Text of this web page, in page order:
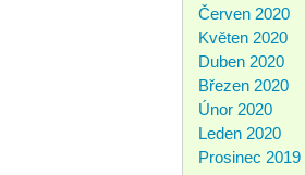
Červen 2020
Květen 2020
Duben 2020
Březen 2020
Únor 2020
Leden 2020
Prosinec 2019